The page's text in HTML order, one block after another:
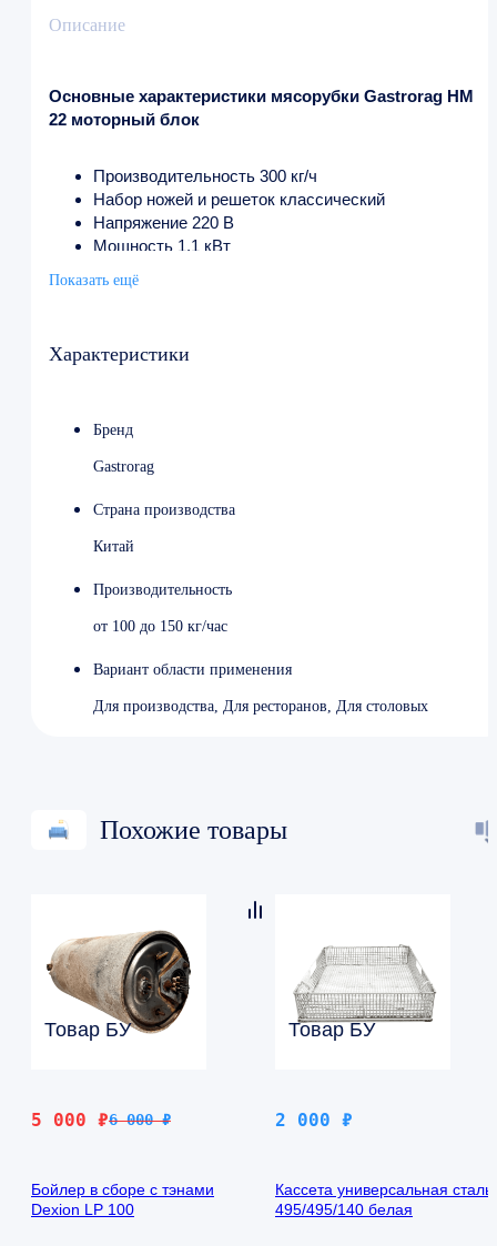
Описание
Основные характеристики мясорубки Gastrorag HM
22 моторный блок
Производительность 300 кг/ч
Набор ножей и решеток классический
Напряжение 220 В
Мощность 1.1 кВт
Глубина 300 мм
Показать ещё
Характеристики
Бренд
Gastrorag
Страна производства
Китай
Производительность
от 100 до 150 кг/час
Вариант области применения
Для производства, Для ресторанов, Для столовых
Похожие товары
Товар БУ
6 000₽
Первоначальная
6
5 000 ₽
Текущая
000 ₽.
Бойлер в сборе с тэнами
Dexion LP 100
Товар БУ
2 000 ₽
Кассета универсальная сталь
495/495/140 белая